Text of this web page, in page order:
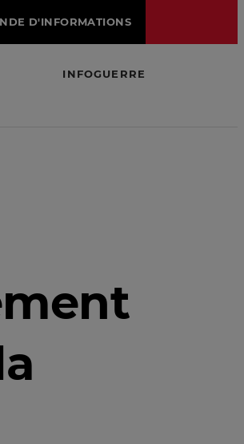
D'INFORMATIONS
INFOGUERRE